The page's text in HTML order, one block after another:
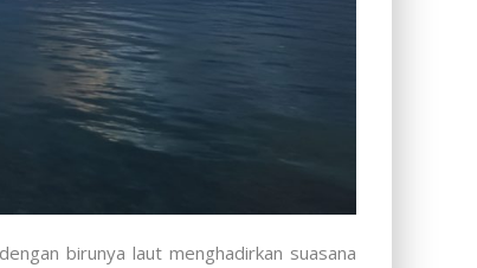
birunya laut menghadirkan suasana